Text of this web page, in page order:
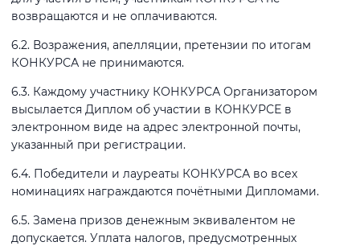
возвращаются и не оплачиваются.
6.2. Возражения, апелляции, претензии по итогам
КОНКУРСА не принимаются.
6.3. Каждому участнику КОНКУРСА Организатором
высылается Диплом об участии в КОНКУРСЕ в
электронном виде на адрес электронной почты,
указанный при регистрации.
6.4. Победители и лауреаты КОНКУРСА во всех
номинациях награждаются почётными Дипломами.
6.5. Замена призов денежным эквивалентом не
допускается. Уплата налогов, предусмотренных